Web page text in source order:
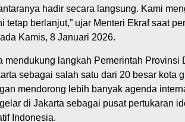
hadir secara langsung. Kami
tetap berlanjut,” ujar Menteri Ekraf saat
Kamis, 8 Januari 2026.
mendukung langkah Pemerintah Provinsi
sebagai salah satu dari 20 besar kota
mendorong lebih banyak agenda
di Jakarta sebagai pusat pertukaran
Indonesia.